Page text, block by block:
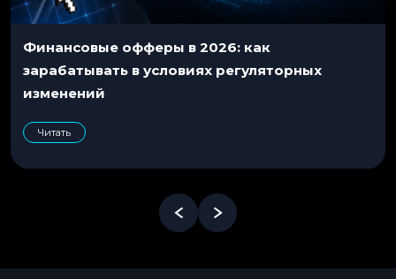
Финансовые офферы в 2026: как
зарабатывать в условиях регуляторных
изменений
Читать